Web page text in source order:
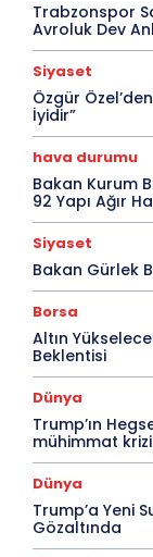
Trabzonspor
Avroluk Dev
Siyaset
Özgür
İyidir”
hava durumu
Bakan Kurum
92 Yapı Ağır
Siyaset
Bakan Gürlek
Borsa
Altın
Beklentisi
Dünya
Trump’ın
mühimmat
Dünya
Trump’a Yeni
Gözaltında